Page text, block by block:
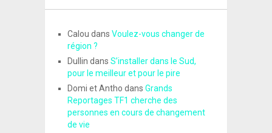
Calou dans Voulez-vous changer de
région ?
Dullin dans S’installer dans le Sud,
pour le meilleur et pour le pire
Domi et Antho dans Grands
Reportages TF1 cherche des
personnes en cours de changement
de vie